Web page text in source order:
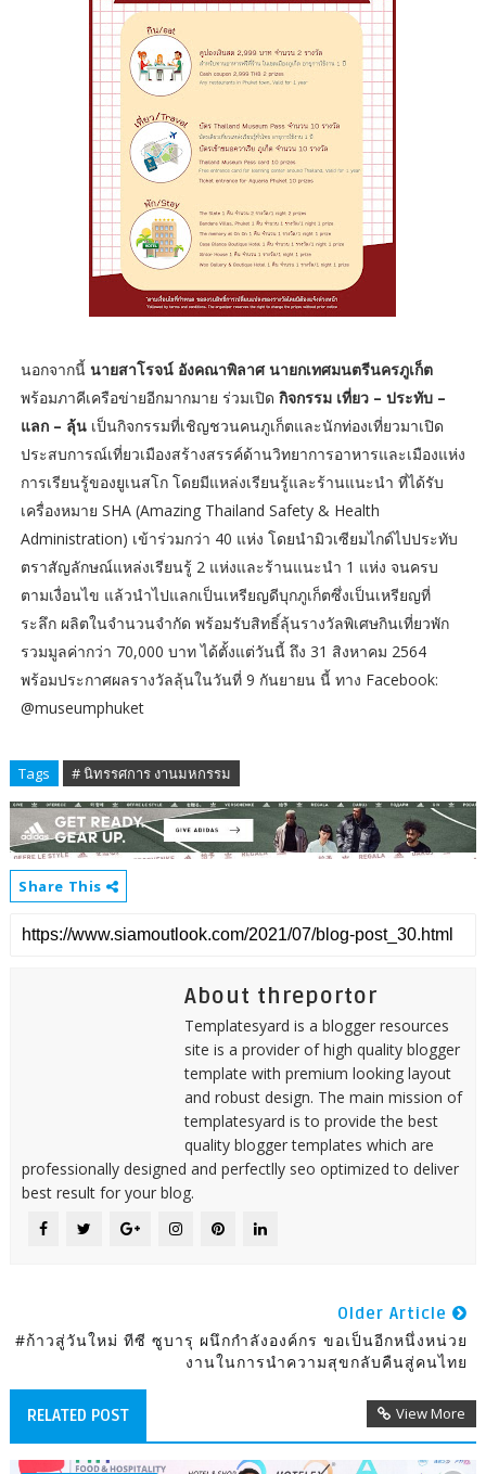
นอกจากนี้ นายสาโรจน์ อังคณาพิลาศ นายกเทศมนตรีนครภูเก็ต
พร้อมภาคีเครือข่ายอีกมากมาย ร่วมเปิด กิจกรรม เที่ยว – ประทับ –
แลก – ลุ้นเป็นกิจกรรมที่เชิญชวนคนภูเก็ตและนักท่องเที่ยวมาเปิด
ประสบการณ์เที่ยวเมืองสร้างสรรค์ด้านวิทยาการอาหารและเมืองแห่ง
การเรียนรู้ของยูเนสโก โดยมีแหล่งเรียนรู้และร้านแนะนำ ที่ได้รับ
เครื่องหมาย SHA (Amazing Thailand Safety & Health
Administration) เข้าร่วมกว่า 40 แห่ง โดยนำมิวเซียมไกด์ไปประทับ
ตราสัญลักษณ์แหล่งเรียนรู้ 2 แห่งและร้านแนะนำ 1 แห่ง จนครบ
ตามเงื่อนไข แล้วนำไปแลกเป็นเหรียญดีบุกภูเก็ตซึ่งเป็นเหรียญที่
ระลึก ผลิตในจำนวนจำกัด พร้อมรับสิทธิ์ลุ้นรางวัลพิเศษกินเที่ยวพัก
รวมมูลค่ากว่า 70,000 บาท ได้ตั้งแต่วันนี้ ถึง 31 สิงหาคม 2564
พร้อมประกาศผลรางวัลลุ้นในวันที่ 9 กันยายน นี้ ทาง Facebook:
@museumphuket
Tags # นิทรรศการ งานมหกรรม
Share This
About threportor
Templatesyard is a blogger resources
site is a provider of high quality blogger
template with premium looking layout
and robust design. The main mission of
templatesyard is to provide the best
quality blogger templates which are
professionally designed and perfectlly seo optimized to deliver
best result for your blog.
Older Article
#ก้าวสู่วันใหม่ ทีซี ซูบารุ ผนึกกำลังองค์กร ขอเป็นอีกหนึ่งหน่วย
งานในการนำความสุขกลับคืนสู่คนไทย
RELATED POST View More